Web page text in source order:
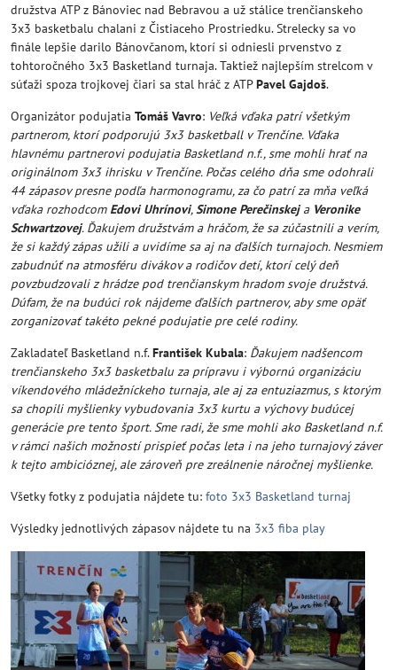
družstva ATP z Bánoviec nad Bebravou a už stálice trenčianskeho
3x3 basketbalu chalani z Čistiaceho Prostriedku. Strelecky sa vo
finále lepšie darilo Bánovčanom, ktorí si odniesli prvenstvo z
tohtoročného 3x3 Basketland turnaja. Taktiež najlepším strelcom v
súťaži spoza trojkovej čiari sa stal hráč z ATPPavel Gajdoš.
Organizátor podujatia Tomáš Vavro: Veľká vďaka patrí všetkým
partnerom, ktorí podporujú 3x3 basketball v Trenčíne. Vďaka
hlavnému partnerovi podujatia Basketland n.f., sme mohli hrať na
originálnom 3x3 ihrisku v Trenčíne. Počas celého dňa sme odohrali
44 zápasov presne podľa harmonogramu, za čo patrí za mňa veľká
vďaka rozhodcom Edovi Uhrínovi,Simone Perečinskeja Veronike
Schwartzovej. Ďakujem družstvám a hráčom, že sa zúčastnili a verím,
že si každý zápas užili a uvidíme sa aj na ďalších turnajoch. Nesmiem
zabudnúť na atmosféru divákov a rodičov detí, ktorí celý deň
povzbudzovali z hrádze pod trenčianskym hradom svoje družstvá.
Dúfam, že na budúci rok nájdeme ďalších partnerov, aby sme opäť
zorganizovať takéto pekné podujatie pre celé rodiny.
Zakladateľ Basketland n.f.František Kubala: Ďakujem nadšencom
trenčianskeho 3x3 basketbalu za prípravu i výbornú organizáciu
víkendového mládežníckeho turnaja, ale aj za entuziazmus, s ktorým
sa chopili myšlienky vybudovania 3x3 kurtu a výchovy budúcej
generácie pre tento šport. Sme radi, že sme mohli ako Basketland n.f.
v rámci našich možností prispieť počas leta i na jeho turnajový záver
k tejto ambicióznej, ale zároveň pre zreálnenie náročnej myšlienke.
Všetky fotky z podujatia nájdete tu: foto 3x3 Basketland turnaj
Výsledky jednotlivých zápasov nájdete tu na 3x3 fiba play